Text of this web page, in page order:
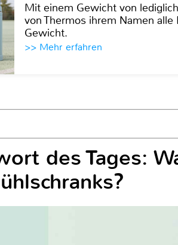
Mit einem Gewicht von
von Thermos ihrem Namen
Gewicht.
>> Mehr erfahren
des Tages: